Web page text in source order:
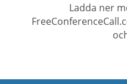
Ladda ner